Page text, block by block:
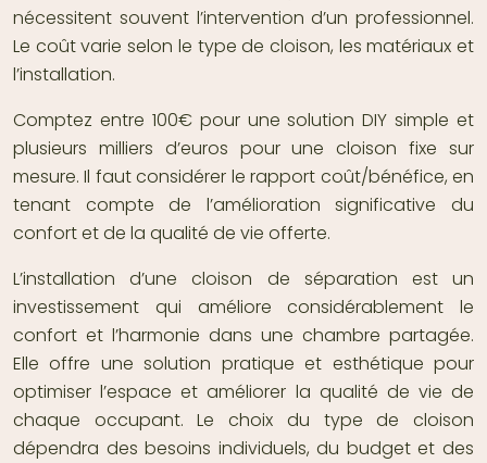
nécessitent souvent l’intervention d’un professionnel.
Le coût varie selon le type de cloison, les matériaux et
l’installation.
Comptez entre 100€ pour une solution DIY simple et
plusieurs milliers d’euros pour une cloison fixe sur
mesure. Il faut considérer le rapport coût/bénéfice, en
tenant compte de l’amélioration significative du
confort et de la qualité de vie offerte.
L’installation d’une cloison de séparation est un
investissement qui améliore considérablement le
confort et l’harmonie dans une chambre partagée.
Elle offre une solution pratique et esthétique pour
optimiser l’espace et améliorer la qualité de vie de
chaque occupant. Le choix du type de cloison
dépendra des besoins individuels, du budget et des